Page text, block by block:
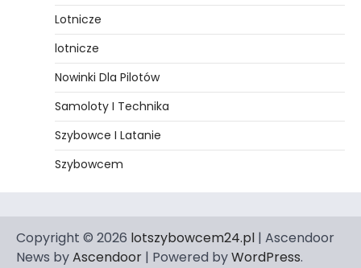
Lotnicze
lotnicze
Nowinki Dla Pilotów
Samoloty I Technika
Szybowce I Latanie
Szybowcem
Copyright © 2026 lotszybowcem24.pl | Ascendoor
News byAscendoor | Powered byWordPress.